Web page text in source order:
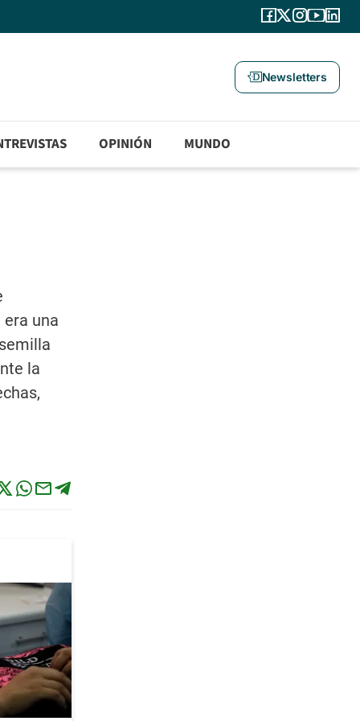
Newsletters
OPINIÓN MUNDO
una
la